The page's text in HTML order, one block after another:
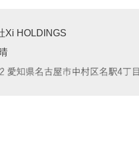
Xi HOLDINGS